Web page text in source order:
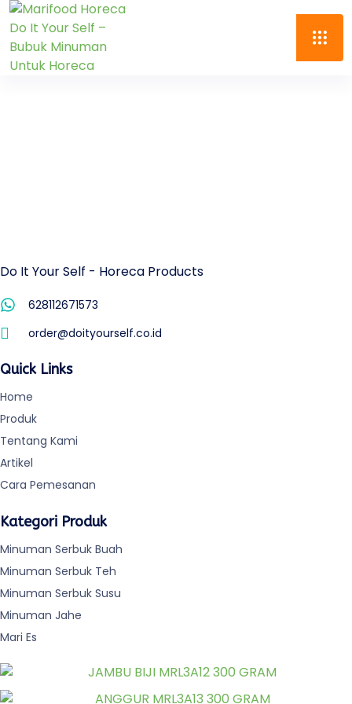
Do It Your Self - Horeca Products
628112671573
order@doityourself.co.id
Quick Links
Home
Produk
Tentang Kami
Artikel
Cara Pemesanan
Kategori Produk
Minuman Serbuk Buah
Minuman Serbuk Teh
Minuman Serbuk Susu
Minuman Jahe
Mari Es